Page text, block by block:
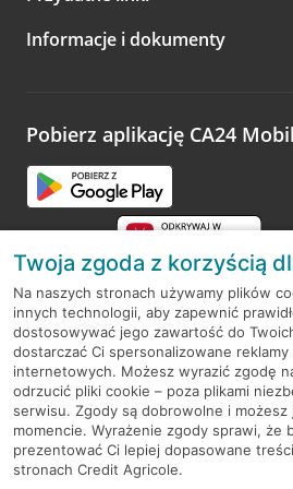
A po wizycie…
Zachęcamy do podzielenia się z
opinie.
Informacje i dokumenty
Pobierz aplikację CA24
RODO
Regulamin serwisu
Mapa serwisu
PolitykaCookies
Twoja zgoda z korzyścią
Na naszych stronach używamy plików
innych technologii, aby zapewnić
dostosowywać jego zawartość do
dostarczać Ci spersonalizowane
internetowych. Możesz wyrazić zgodę
odrzucić pliki cookie – poza plikami
serwisu. Zgody są dobrowolne i
momencie. Wyrażenie zgody sprawi, że
prezentować Ci lepiej dopasowane
stronach Credit Agricole.